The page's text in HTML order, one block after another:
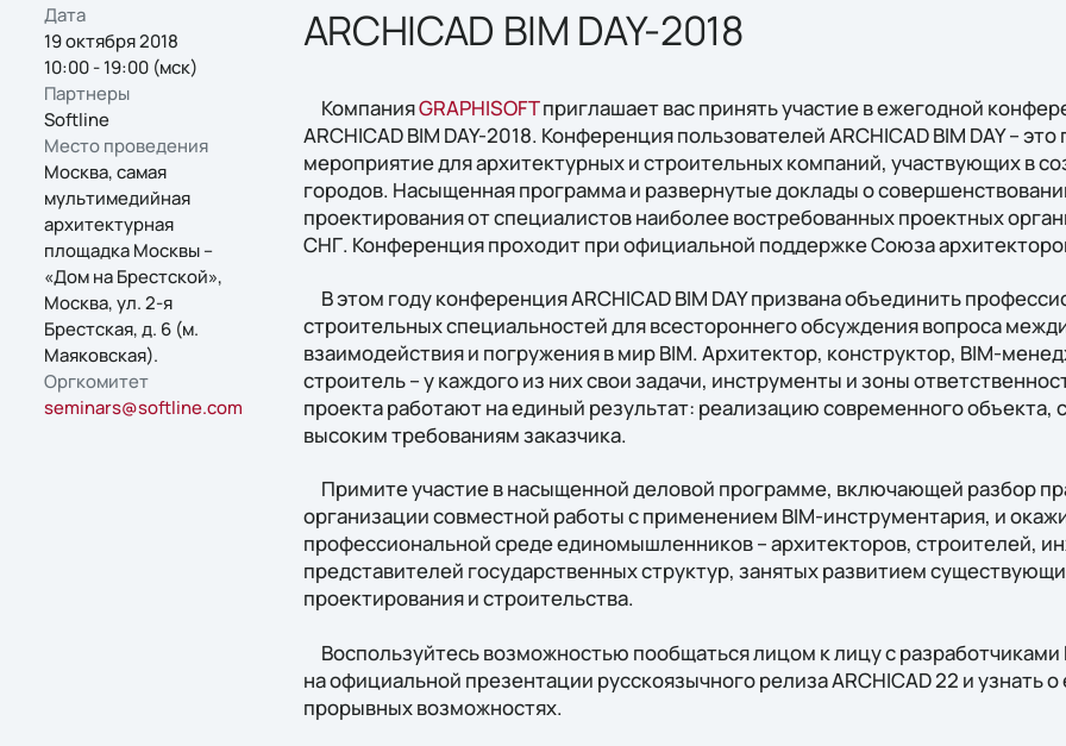
Дата
19 октября 2018
10:00 - 19:00 (мск)
Партнеры
Softline
Место проведения
Москва, самая
мультимедийная
архитектурная
площадка Москвы –
«Дом на Брестской»,
Москва, ул. 2-я
Брестская, д. 6 (м.
Маяковская).
Оргкомитет
seminars@softline.com
ARCHICAD BIM DAY-2018
КомпанияGRAPHISOFTприглашает вас принять участие в ежегодной
ARCHICAD BIM DAY-2018. Конференция пользователей ARCHICAD BIM DAY –
мероприятие для архитектурных и строительных компаний, участвующих в
городов. Насыщенная программа и развернутые доклады о
проектирования от специалистов наиболее востребованных проектных
СНГ. Конференция проходит при официальной поддержке Союза
В этом году конференция ARCHICAD BIM DAY призвана объединить
строительных специальностей для всестороннего обсуждения вопроса
взаимодействия и погружения в мир BIM. Архитектор, конструктор, BIM-
строитель – у каждого из них свои задачи, инструменты и зоны
проекта работают на единый результат: реализацию современного объекта,
высоким требованиям заказчика.
Примите участие в насыщенной деловой программе, включающей разбор
организации совместной работы с применением BIM-инструментария, и
профессиональной среде единомышленников – архитекторов, строителей,
представителей государственных структур, занятых развитием
проектирования и строительства.
Воспользуйтесь возможностью пообщаться лицом к лицу с
на официальной презентации русскоязычного релиза ARCHICAD 22 и узнать
прорывных возможностях.